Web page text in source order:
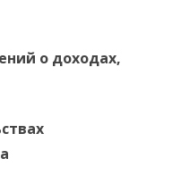
о доходах,